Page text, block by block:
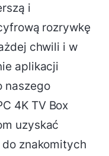
i
rozrywkę
chwili i w
aplikacji
naszego
4K TV Box
uzyskać
znakomitych